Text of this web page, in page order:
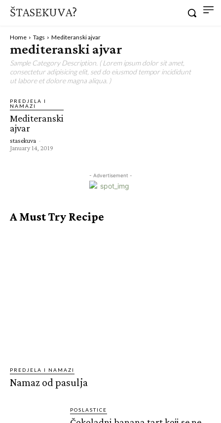
ŠTASEKUVA?
Home Tags Mediteranski ajvar
mediteranski ajvar
Sample Category Description. ( Lorem ipsum dolor sit amet,
consectetur adipisicing elit, sed do eiusmod tempor incididunt
ut labore et dolore magna aliqua. )
PREDJELA I
NAMAZI
Mediteranski
ajvar
stasekuva -
January 14, 2019
- Advertisement -
A Must Try Recipe
PREDJELA I NAMAZI
Namaz od pasulja
POSLASTICE